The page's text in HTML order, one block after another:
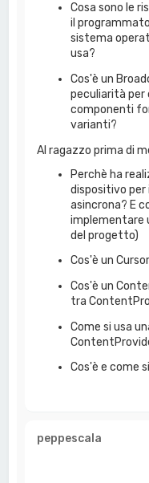
Cosa sono le
il
sistema
usa?
Cos'è un
peculiarità per
componenti
varianti?
Al ragazzo prima di
Perchè ha
dispositivo per
asincrona? E
implementare
del progetto)
Cos'è un
Cos'è un
tra
Come si usa
Cos'è e come
peppescala